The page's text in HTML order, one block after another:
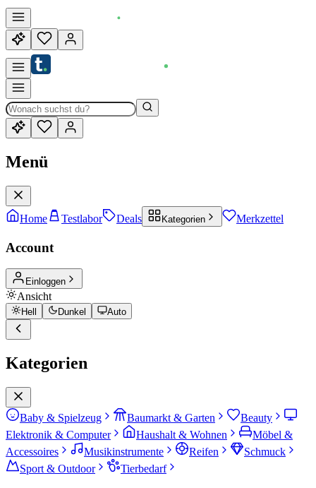
Menü
Home Testlabor Deals Kategorien Merkzettel
Account
Einloggen
Ansicht
Hell Dunkel Auto
Kategorien
Baby & Spielzeug Baumarkt & Garten
Beauty
Elektronik & Computer
Haushalt & Wohnen
Möbel &
Accessoires
Musikinstrumente Reifen
Schmuck
Sport & Outdoor
Tierbedarf